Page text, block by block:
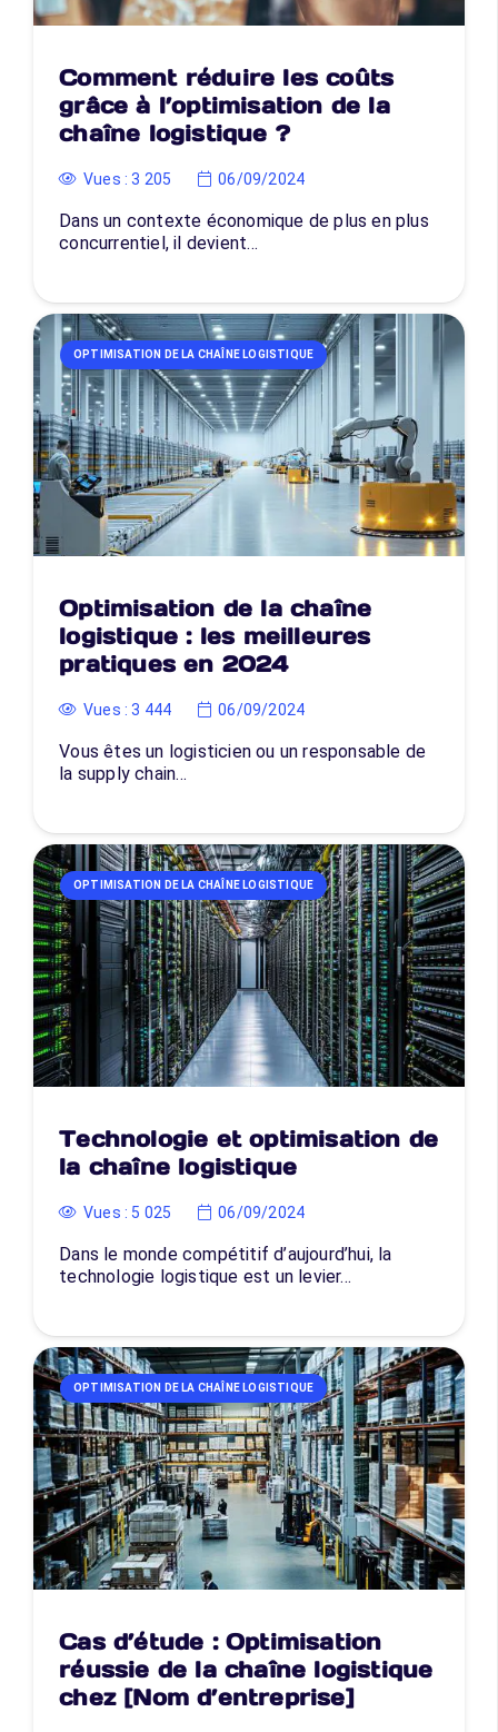
Comment réduire les coûts
grâce à l’optimisation de la
chaîne logistique ?
Vues :3 205 06/09/2024
Dans un contexte économique de plus en plus
concurrentiel, il devient…
OPTIMISATION DE LA CHAÎNE LOGISTIQUE
Optimisation de la chaîne
logistique : les meilleures
pratiques en 2024
Vues :3 444 06/09/2024
Vous êtes un logisticien ou un responsable de
la supply chain…
OPTIMISATION DE LA CHAÎNE LOGISTIQUE
Technologie et optimisation de
la chaîne logistique
Vues : 5 025 06/09/2024
Dans le monde compétitif d’aujourd’hui, la
technologie logistique est un levier…
OPTIMISATION DE LA CHAÎNE LOGISTIQUE
Cas d’étude : Optimisation
réussie de la chaîne logistique
chez [Nom d’entreprise]